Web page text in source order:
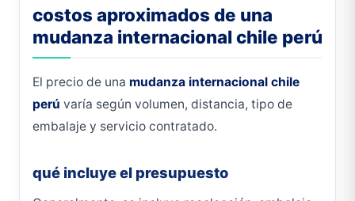
costos aproximados de una
mudanza internacional chile perú
El precio de una mudanza internacional chile
perú varía según volumen, distancia, tipo de
embalaje y servicio contratado.
qué incluye el presupuesto